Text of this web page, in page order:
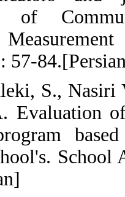
Educational
2022; 12(37):
10.
R., Afzali, A.
excellence
secondary
43-61.[Persian]